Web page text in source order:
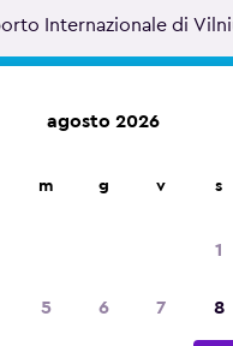
agosto 2026
m g v s
1
5 6 7 8